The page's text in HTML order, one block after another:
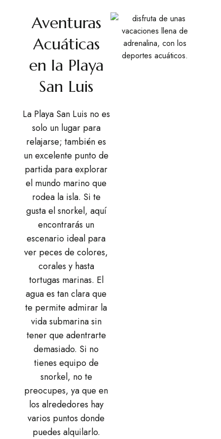
Aventuras
Acuáticas
en la Playa
San Luis
La Playa San Luis no es
solo un lugar para
relajarse; también es
un excelente punto de
partida para explorar
el mundo marino que
rodea la isla. Si te
gusta el snorkel, aquí
encontrarás un
escenario ideal para
ver peces de colores,
corales y hasta
tortugas marinas. El
agua es tan clara que
te permite admirar la
vida submarina sin
tener que adentrarte
demasiado. Si no
tienes equipo de
snorkel, no te
preocupes, ya que en
los alrededores hay
varios puntos donde
puedes alquilarlo.